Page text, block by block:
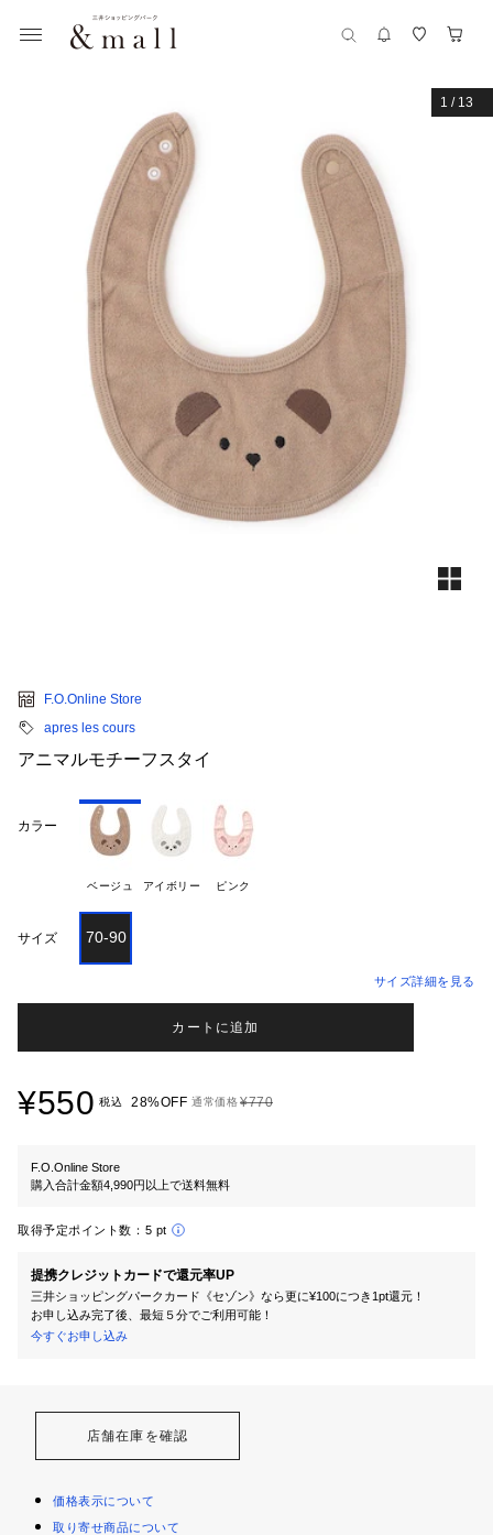
1 / 13
F.O.Online Store
apres les cours
アニマルモチーフスタイ
カラー
ベージュ アイボリー ピンク
サイズ 70-90
サイズ詳細を見る
カートに追加
¥550 税込 28%OFF 通常価格¥770
F.O.Online Store
購入合計金額4,990円以上で送料無料
取得予定ポイント数： 5 pt
提携クレジットカードで還元率UP
三井ショッピングパークカード《セゾン》なら更に¥100につき1pt還元！
お申し込み完了後、最短５分でご利用可能！
今すぐお申し込み
店舗在庫を確認
価格表示について
取り寄せ商品について